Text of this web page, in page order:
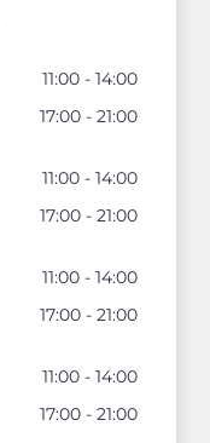
11:00 - 14:00
17:00 - 21:00
11:00 - 14:00
17:00 - 21:00
11:00 - 14:00
17:00 - 21:00
11:00 - 14:00
17:00 - 21:00